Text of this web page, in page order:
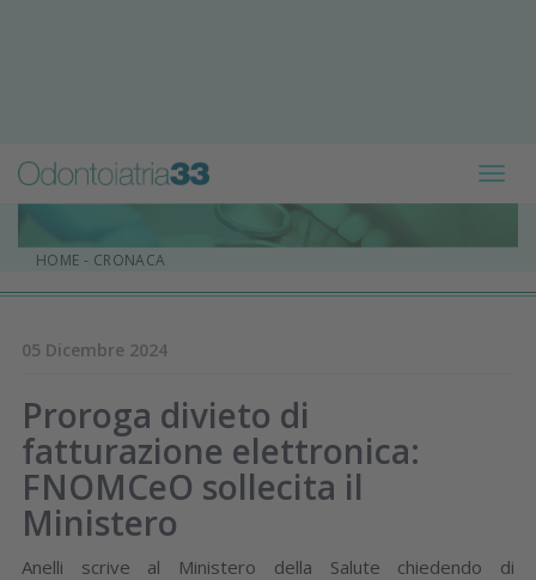
HOME - CRONACA
05 Dicembre 2024
Proroga divieto di
fatturazione elettronica:
FNOMCeO sollecita il
Ministero
Anelli scrive al Ministero della Salute chiedendo di